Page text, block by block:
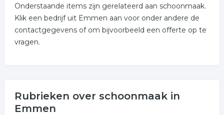
Onderstaande items zijn gerelateerd aan schoonmaak.
Klik een bedrijf uit Emmen aan voor onder andere de
contactgegevens of om bijvoorbeeld een offerte op te
vragen.
Rubrieken over schoonmaak in
Emmen